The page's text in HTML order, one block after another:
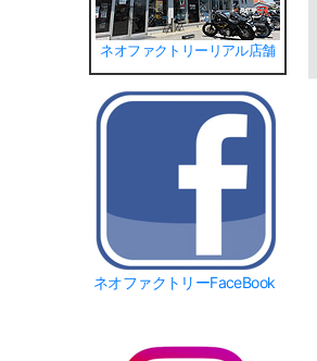
ネオファクトリーリアル店舗
ネオファクトリーFaceBook